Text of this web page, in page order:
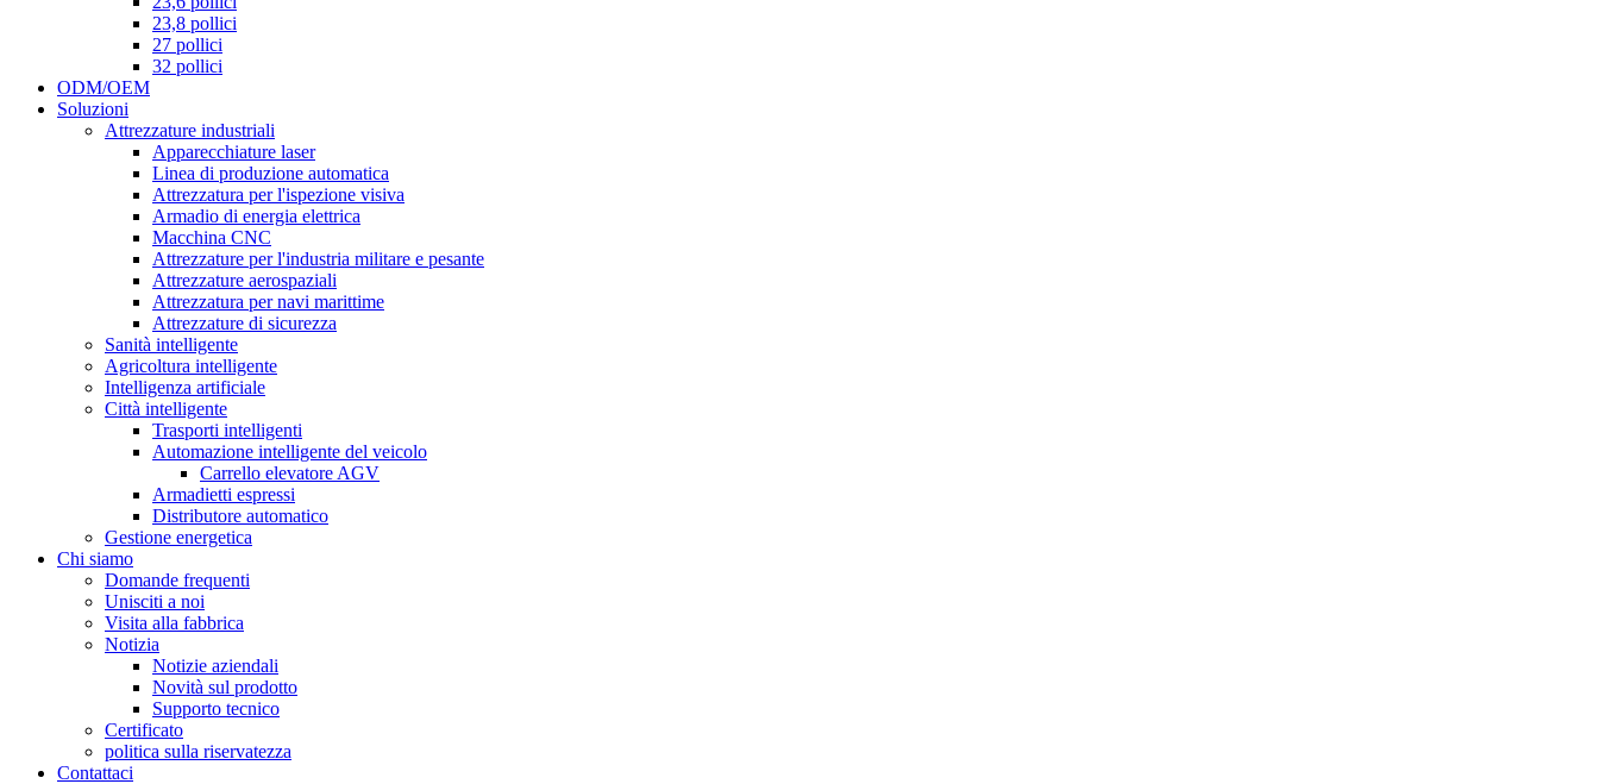
23,8 pollici
27 pollici
32 pollici
ODM/OEM
Soluzioni
Attrezzature industriali
Apparecchiature laser
Linea di produzione automatica
Attrezzatura per l'ispezione visiva
Armadio di energia elettrica
Macchina CNC
Attrezzature per l'industria militare e pesante
Attrezzature aerospaziali
Attrezzatura per navi marittime
Attrezzature di sicurezza
Sanità intelligente
Agricoltura intelligente
Intelligenza artificiale
Città intelligente
Trasporti intelligenti
Automazione intelligente del veicolo
Carrello elevatore AGV
Armadietti espressi
Distributore automatico
Gestione energetica
Chi siamo
Domande frequenti
Unisciti a noi
Visita alla fabbrica
Notizia
Notizie aziendali
Novità sul prodotto
Supporto tecnico
Certificato
politica sulla riservatezza
Contattaci